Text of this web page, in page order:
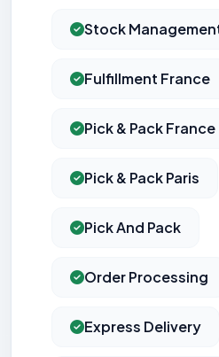
Stock
Fulfillment France
Pick & Pack France
Pick & Pack Paris
Pick And Pack
Order Processing
Express Delivery